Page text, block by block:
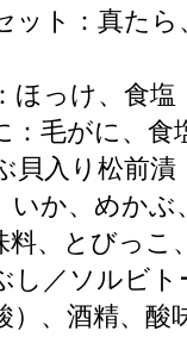
ット：真たら
ほっけ、食塩
：毛がに、食
貝入り松前漬
いか、めかぶ
料、とびっこ
し／ソルビト
）、酒精、酸